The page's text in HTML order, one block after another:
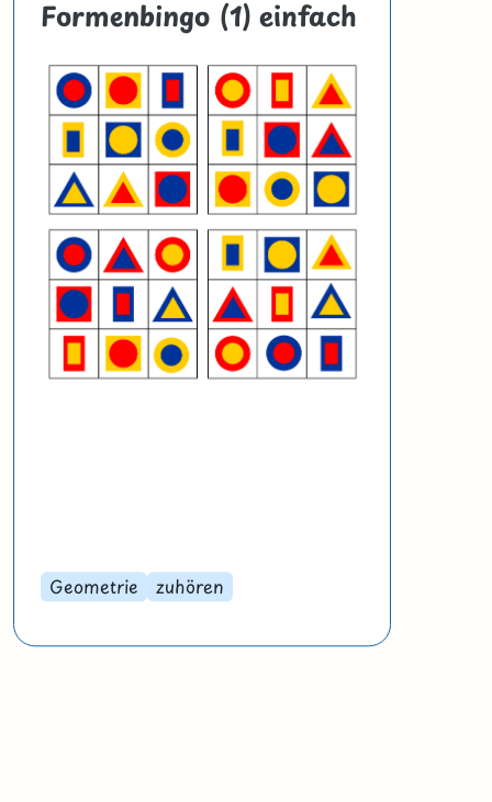
Formenbingo (1) einfach
Geometrie zuhören